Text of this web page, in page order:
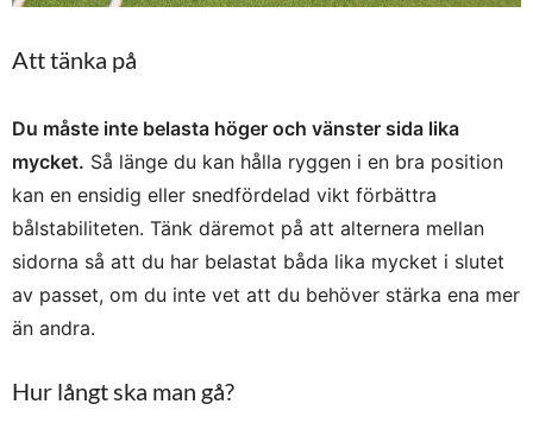
Att tänka på
Du måste inte belasta höger och vänster sida lika
mycket. Så länge du kan hålla ryggen i en bra position
kan en ensidig eller snedfördelad vikt förbättra
bålstabiliteten. Tänk däremot på att alternera mellan
sidorna så att du har belastat båda lika mycket i slutet
av passet, om du inte vet att du behöver stärka ena mer
än andra.
Hur långt ska man gå?